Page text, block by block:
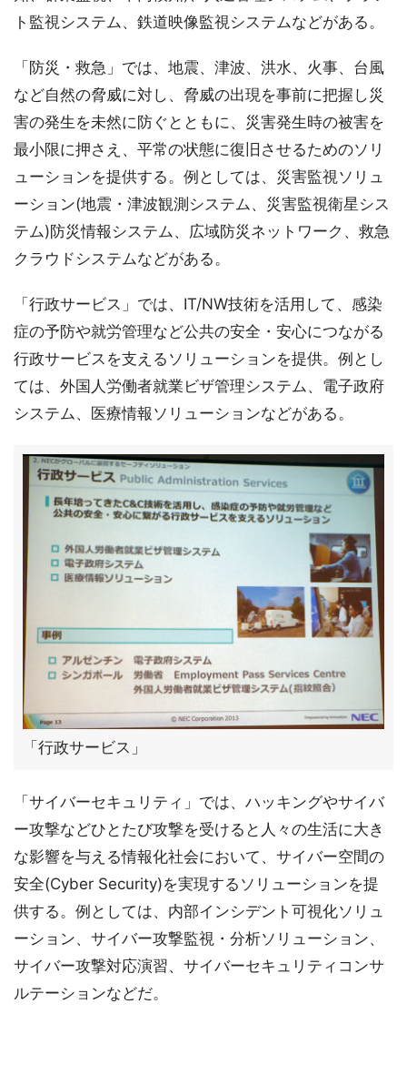
ト監視システム、鉄道映像監視システムなどがある。
「防災・救急」では、地震、津波、洪水、火事、台風
など自然の脅威に対し、脅威の出現を事前に把握し災
害の発生を未然に防ぐとともに、災害発生時の被害を
最小限に押さえ、平常の状態に復旧させるためのソリ
ューションを提供する。例としては、災害監視ソリュ
ーション(地震・津波観測システム、災害監視衛星シス
テム)防災情報システム、広域防災ネットワーク、救急
クラウドシステムなどがある。
「行政サービス」では、IT/NW技術を活用して、感染
症の予防や就労管理など公共の安全・安心につながる
行政サービスを支えるソリューションを提供。例とし
ては、外国人労働者就業ビザ管理システム、電子政府
システム、医療情報ソリューションなどがある。
「行政サービス」
「サイバーセキュリティ」では、ハッキングやサイバ
ー攻撃などひとたび攻撃を受けると人々の生活に大き
な影響を与える情報化社会において、サイバー空間の
安全(Cyber Security)を実現するソリューションを提
供する。例としては、内部インシデント可視化ソリュ
ーション、サイバー攻撃監視・分析ソリューション、
サイバー攻撃対応演習、サイバーセキュリティコンサ
ルテーションなどだ。